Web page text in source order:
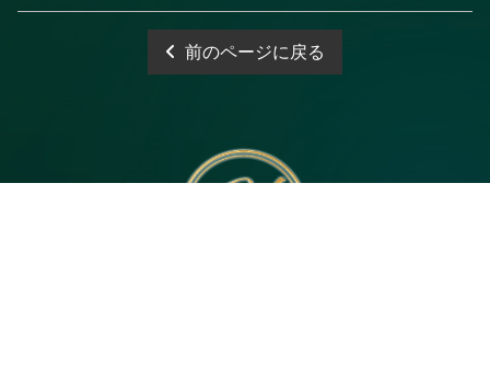
前のページに戻る